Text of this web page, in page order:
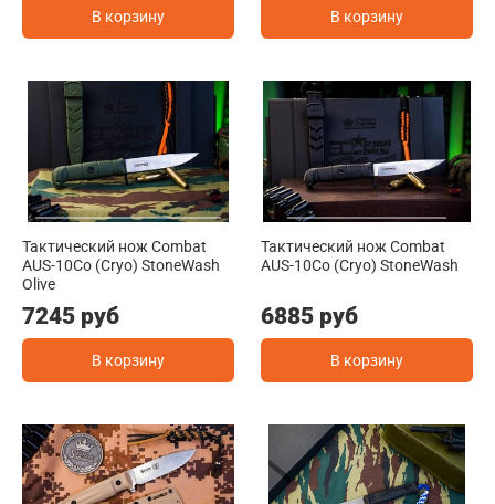
В корзину В корзину
Тактический нож Combat
AUS-10Co (Cryo) StoneWash
Olive
7245 руб
В корзину
Тактический нож Combat
AUS-10Co (Cryo) StoneWash
6885 руб
В корзину